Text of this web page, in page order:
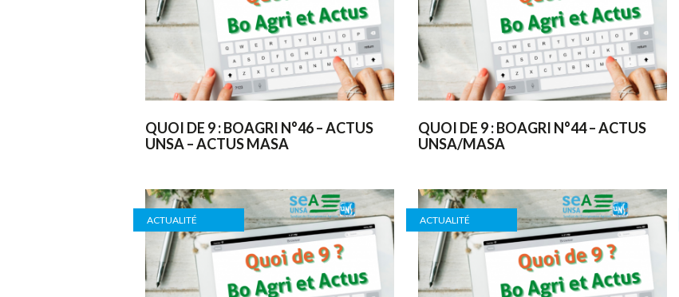
QUOI DE 9 : BOAGRI N°46 – ACTUS
UNSA – ACTUS MASA
QUOI DE 9 : BOAGRI N°44 – ACTUS
UNSA/MASA
ACTUALITÉ ACTUALITÉ